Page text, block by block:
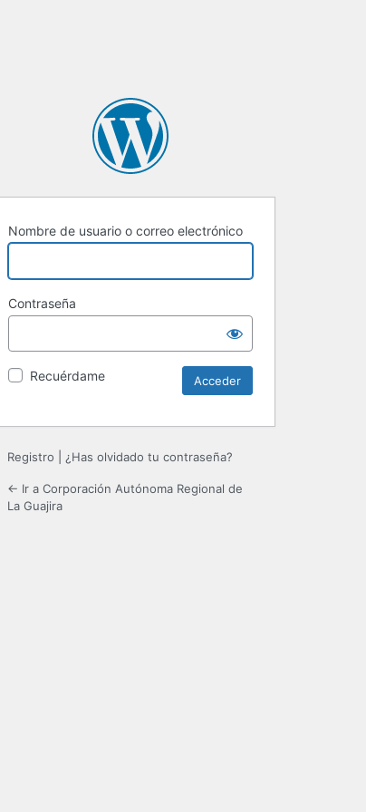
Nombre de usuario o correo electrónico
Contraseña
Recuérdame
Registro ¿Has olvidado tu contraseña?
← Ir a Corporación Autónoma Regional de
La Guajira